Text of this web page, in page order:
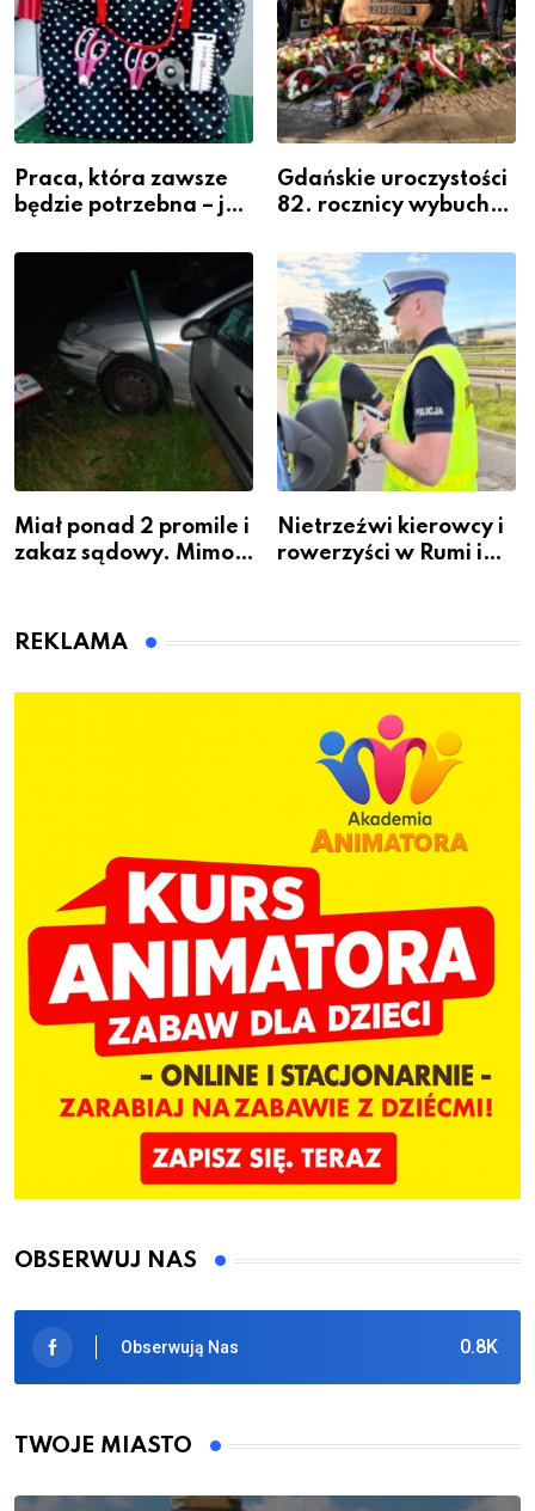
Praca, która zawsze
będzie potrzebna – jak
zawodem przyszłości i
gdzie się go nauczyć?
Gdańskie uroczystości
82. rocznicy wybuchu
Warszawskiego
Miał ponad 2 promile i
zakaz sądowy. Mimo
Bolszewie i uderzył w
Nietrzeźwi kierowcy i
rowerzyści w Rumi i
REKLAMA
OBSERWUJ NAS
0.8K
Obserwują Nas
TWOJE MIASTO